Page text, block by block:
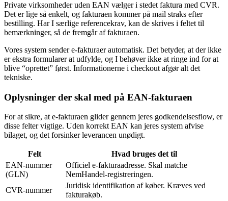
Private virksomheder uden EAN vælger i stedet faktura med CVR.
Det er lige så enkelt, og fakturaen kommer på mail straks efter
bestilling. Har I særlige referencekrav, kan de skrives i feltet til
bemærkninger, så de fremgår af fakturaen.
Vores system sender e-fakturaer automatisk. Det betyder, at der ikke
er ekstra formularer at udfylde, og I behøver ikke at ringe ind for at
blive “oprettet” først. Informationerne i checkout afgør alt det
tekniske.
Oplysninger der skal med på EAN-fakturaen
For at sikre, at e-fakturaen glider gennem jeres godkendelsesflow, er
disse felter vigtige. Uden korrekt EAN kan jeres system afvise
bilaget, og det forsinker leverancen unødigt.
Felt
Hvad bruges det til
EAN-nummer
(GLN)
Officiel e-fakturaadresse. Skal matche
NemHandel-registreringen.
CVR-nummer
Juridisk identifikation af køber. Kræves ved
fakturakøb.